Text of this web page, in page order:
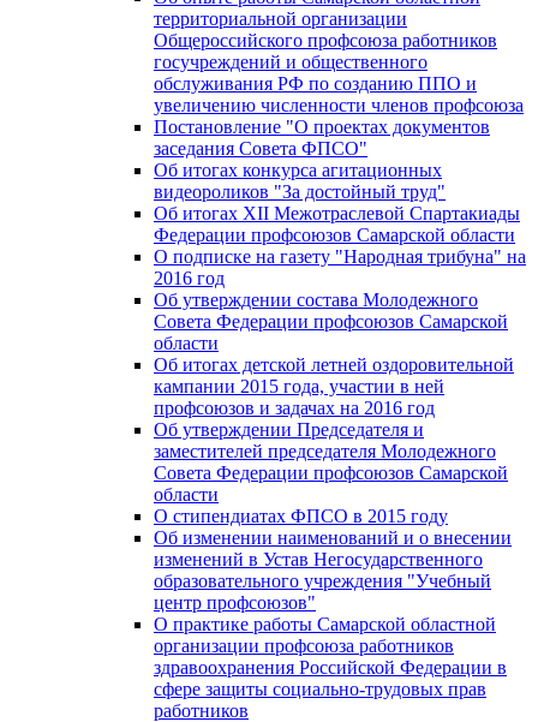
территориальной организации
Общероссийского профсоюза работников
госучреждений и общественного
обслуживания РФ по созданию ППО и
увеличению численности членов профсоюза
Постановление "О проектах документов
заседания Совета ФПСО"
Об итогах конкурса агитационных
видеороликов "За достойный труд"
Об итогах XII Межотраслевой Спартакиады
Федерации профсоюзов Самарской области
О подписке на газету "Народная трибуна" на
2016 год
Об утверждении состава Молодежного
Совета Федерации профсоюзов Самарской
области
Об итогах детской летней оздоровительной
кампании 2015 года, участии в ней
профсоюзов и задачах на 2016 год
Об утверждении Председателя и
заместителей председателя Молодежного
Совета Федерации профсоюзов Самарской
области
О стипендиатах ФПСО в 2015 году
Об изменении наименований и о внесении
изменений в Устав Негосударственного
образовательного учреждения "Учебный
центр профсоюзов"
О практике работы Самарской областной
организации профсоюза работников
здравоохранения Российской Федерации в
сфере защиты социально-трудовых прав
работников